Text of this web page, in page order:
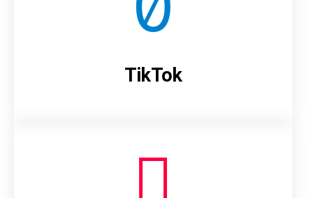
TikTok